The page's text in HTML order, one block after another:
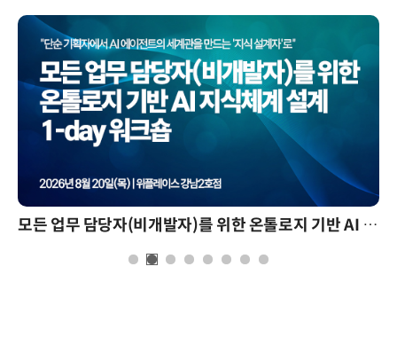
모든 업무 담당자(비개발자)를 위한 온톨로지 기반 AI 지식체계 설계 1-day 워크숍